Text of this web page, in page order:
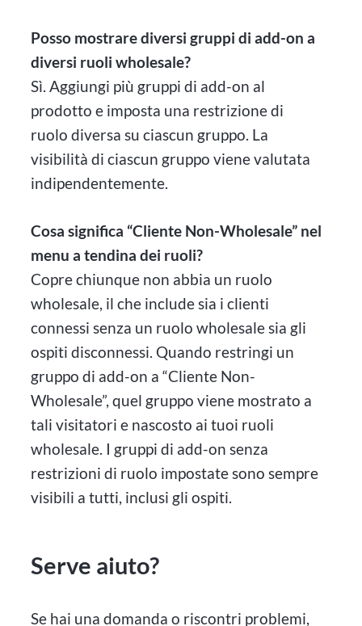
Posso mostrare diversi gruppi di add-on a
diversi ruoli wholesale?
Sì. Aggiungi più gruppi di add-on al
prodotto e imposta una restrizione di
ruolo diversa su ciascun gruppo. La
visibilità di ciascun gruppo viene valutata
indipendentemente.
Cosa significa “Cliente Non-Wholesale” nel
menu a tendina dei ruoli?
Copre chiunque non abbia un ruolo
wholesale, il che include sia i clienti
connessi senza un ruolo wholesale sia gli
ospiti disconnessi. Quando restringi un
gruppo di add-on a “Cliente Non-
Wholesale”, quel gruppo viene mostrato a
tali visitatori e nascosto ai tuoi ruoli
wholesale. I gruppi di add-on senza
restrizioni di ruolo impostate sono sempre
visibili a tutti, inclusi gli ospiti.
Serve aiuto?
Se hai una domanda o riscontri problemi,